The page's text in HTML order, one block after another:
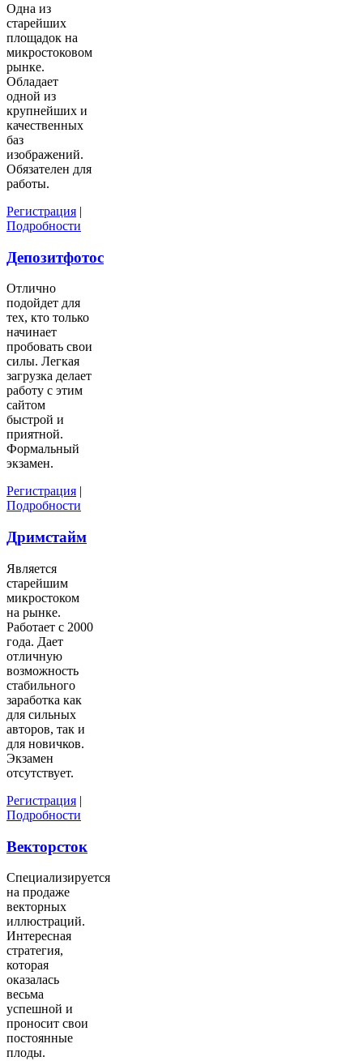
Одна из
старейших
площадок на
микростоковом
рынке.
Обладает
одной из
крупнейших и
качественных
баз
изображений.
Обязателен для
работы.
Регистрация |
Подробности
Депозитфотос
Отлично
подойдет для
тех, кто только
начинает
пробовать свои
силы. Легкая
загрузка делает
работу с этим
сайтом
быстрой и
приятной.
Формальный
экзамен.
Регистрация |
Подробности
Дримстайм
Является
старейшим
микростоком
на рынке.
Работает с 2000
года. Дает
отличную
возможность
стабильного
заработка как
для сильных
авторов, так и
для новичков.
Экзамен
отсутствует.
Регистрация |
Подробности
Векторсток
Специализируется
на продаже
векторных
иллюстраций.
Интересная
стратегия,
которая
оказалась
весьма
успешной и
проносит свои
постоянные
плоды.